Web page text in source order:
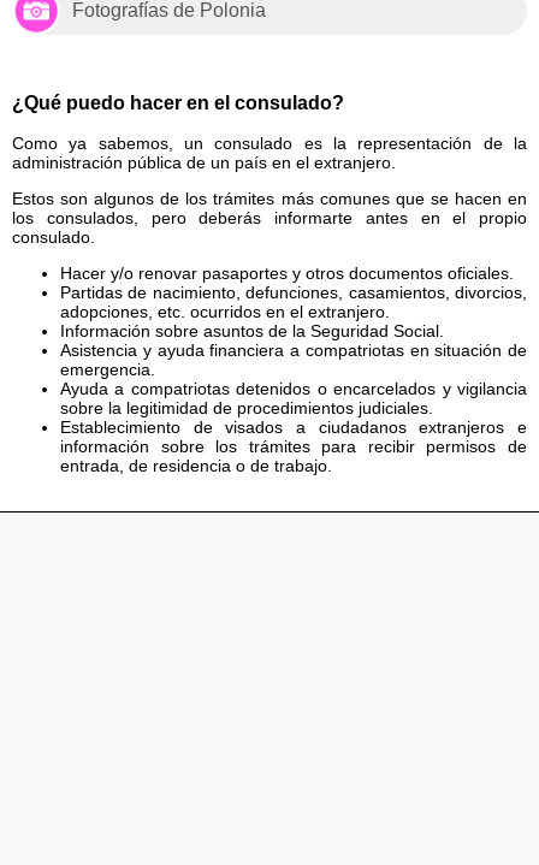
Fotografías de Polonia
¿Qué puedo hacer en el consulado?
Como ya sabemos, un consulado es la representación de la
administración pública de un país en el extranjero.
Estos son algunos de los trámites más comunes que se hacen en
los consulados, pero deberás informarte antes en el propio
consulado.
Hacer y/o renovar pasaportes y otros documentos oficiales.
Partidas de nacimiento, defunciones, casamientos, divorcios,
adopciones, etc. ocurridos en el extranjero.
Información sobre asuntos de la Seguridad Social.
Asistencia y ayuda financiera a compatriotas en situación de
emergencia.
Ayuda a compatriotas detenidos o encarcelados y vigilancia
sobre la legitimidad de procedimientos judiciales.
Establecimiento de visados a ciudadanos extranjeros e
información sobre los trámites para recibir permisos de
entrada, de residencia o de trabajo.